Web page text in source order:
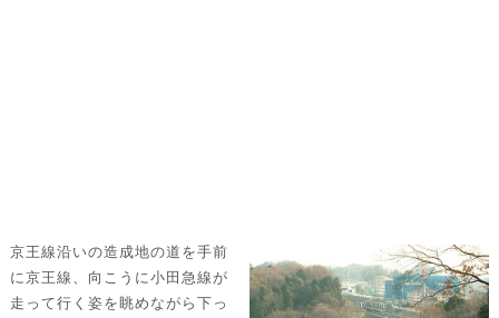
京王線沿いの造成地の道を手前
に京王線、向こうに小田急線が
走って行く姿を眺めながら下っ